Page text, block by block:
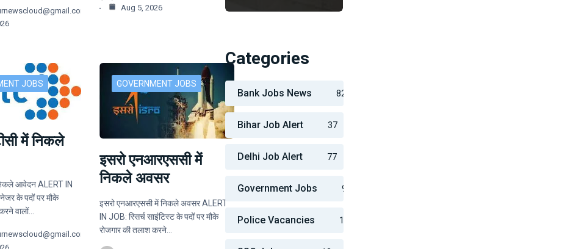
Aug 5, 2026
JOBS
में निकले
आवेदन ALERT IN
के पदों पर मौके
वालों…
GOVERNMENT JOBS
इसरो एनआरएससी में
निकले अवसर
इसरो एनआरएससी में निकले अवसर ALERT
IN JOB: रिसर्च साइंटिस्ट के पदों पर मौके
रोजगार की तलाश करने…
Categories
Bank Jobs News 82
Bihar Job Alert 37
Delhi Job Alert 77
Government Jobs 911
Police Vacancies 10